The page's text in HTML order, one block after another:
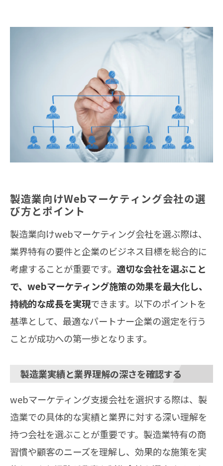
製造業向けWebマーケティング会社の選
び方とポイント
製造業向けwebマーケティング会社を選ぶ際は、
業界特有の要件と企業のビジネス目標を総合的に
考慮することが重要です。 適切な会社を選ぶこと
で、webマーケティング施策の効果を最大化し、
持続的な成長を実現できます。以下のポイントを
基準として、最適なパートナー企業の選定を行う
ことが成功への第一歩となります。
製造業実績と業界理解の深さを確認する
webマーケティング支援会社を選択する際は、製
造業での具体的な実績と業界に対する深い理解を
持つ会社を選ぶことが重要です。製造業特有の商
習慣や顧客のニーズを理解し、効果的な施策を実